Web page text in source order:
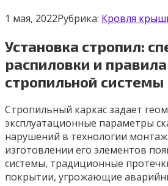
1 мая, 2022Рубрика: Кровля
Установка стропил:
распиловки и
стропильной системы
Стропильный каркас задает
эксплуатационные параметры
нарушений в технологии
изготовлении его элементов
системы, традиционные
покрытии, угрожающие